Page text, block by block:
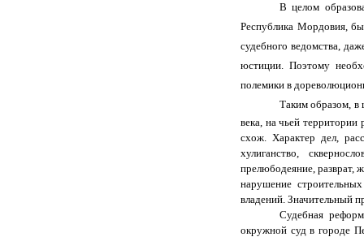
В целом
Республика Мордовия,
судебного ведомства,
юстиции. Поэтому
полемики в
Таким образом, в
века, на чьей
схож. Характер дел,
хулиганство,
прелюбодеяние, разврат,
нарушение
владений. Значительный
Судебная
окружной суд в городе